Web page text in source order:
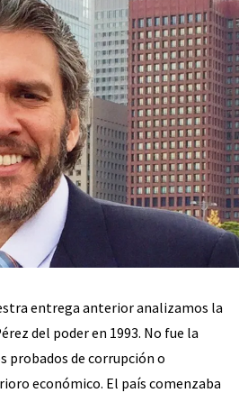
entrega anterior analizamos la
del poder en 1993. No fue la
probados de corrupción o
económico. El país comenzaba